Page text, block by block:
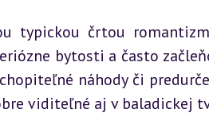
typickou črtou
bytosti a často
náhody či
viditeľné aj v baladickej